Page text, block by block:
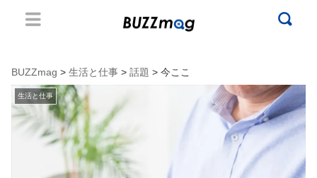
BUZZmag > 生活と仕事 > 話題 > 今ここ
生活と仕事